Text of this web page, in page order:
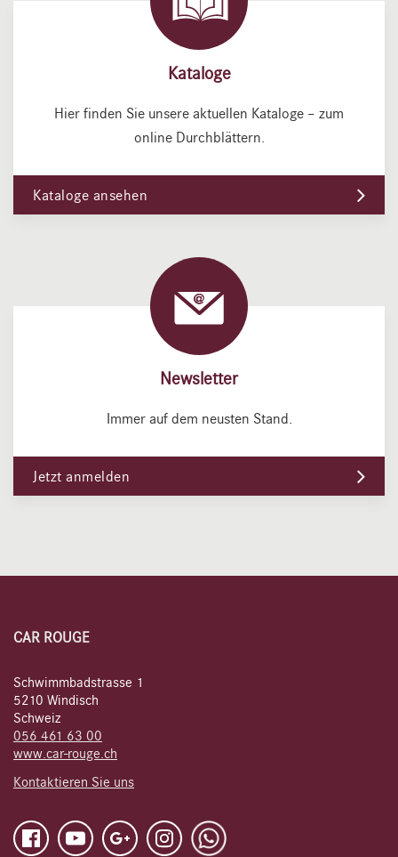
Kataloge
Hier finden Sie unsere aktuellen Kataloge – zum
online Durchblättern.
Kataloge ansehen
Newsletter
Immer auf dem neusten Stand.
Jetzt anmelden
CAR ROUGE
Schwimmbadstrasse 1
5210 Windisch
Schweiz
056 461 63 00
www.car-rouge.ch
Kontaktieren Sie uns